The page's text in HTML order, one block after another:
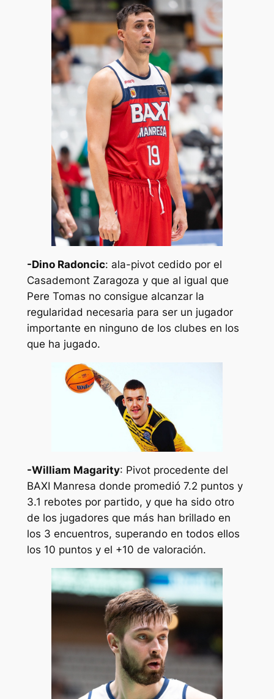
-Dino Radoncic: ala-pivot cedido por el
Casademont Zaragoza y que al igual que
Pere Tomas no consigue alcanzar la
regularidad necesaria para ser un jugador
importante en ninguno de los clubes en los
que ha jugado.
-William Magarity: Pivot procedente del
BAXI Manresa donde promedió 7.2 puntos y
3.1 rebotes por partido, y que ha sido otro
de los jugadores que más han brillado en
los 3 encuentros, superando en todos ellos
los 10 puntos y el +10 de valoración.